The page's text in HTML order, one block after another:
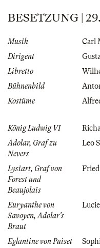
BESETZUNG |
Musik
Carl
Dirigent
Libretto
Bühnenbild
Kostüme
König Ludwig VI
Adolar, Graf zu
Nevers
Leo
Lysiart, Graf von
Forest und
Beaujolais
Euryanthe von
Savoyen, Adolar's
Braut
Eglantine von Puiset